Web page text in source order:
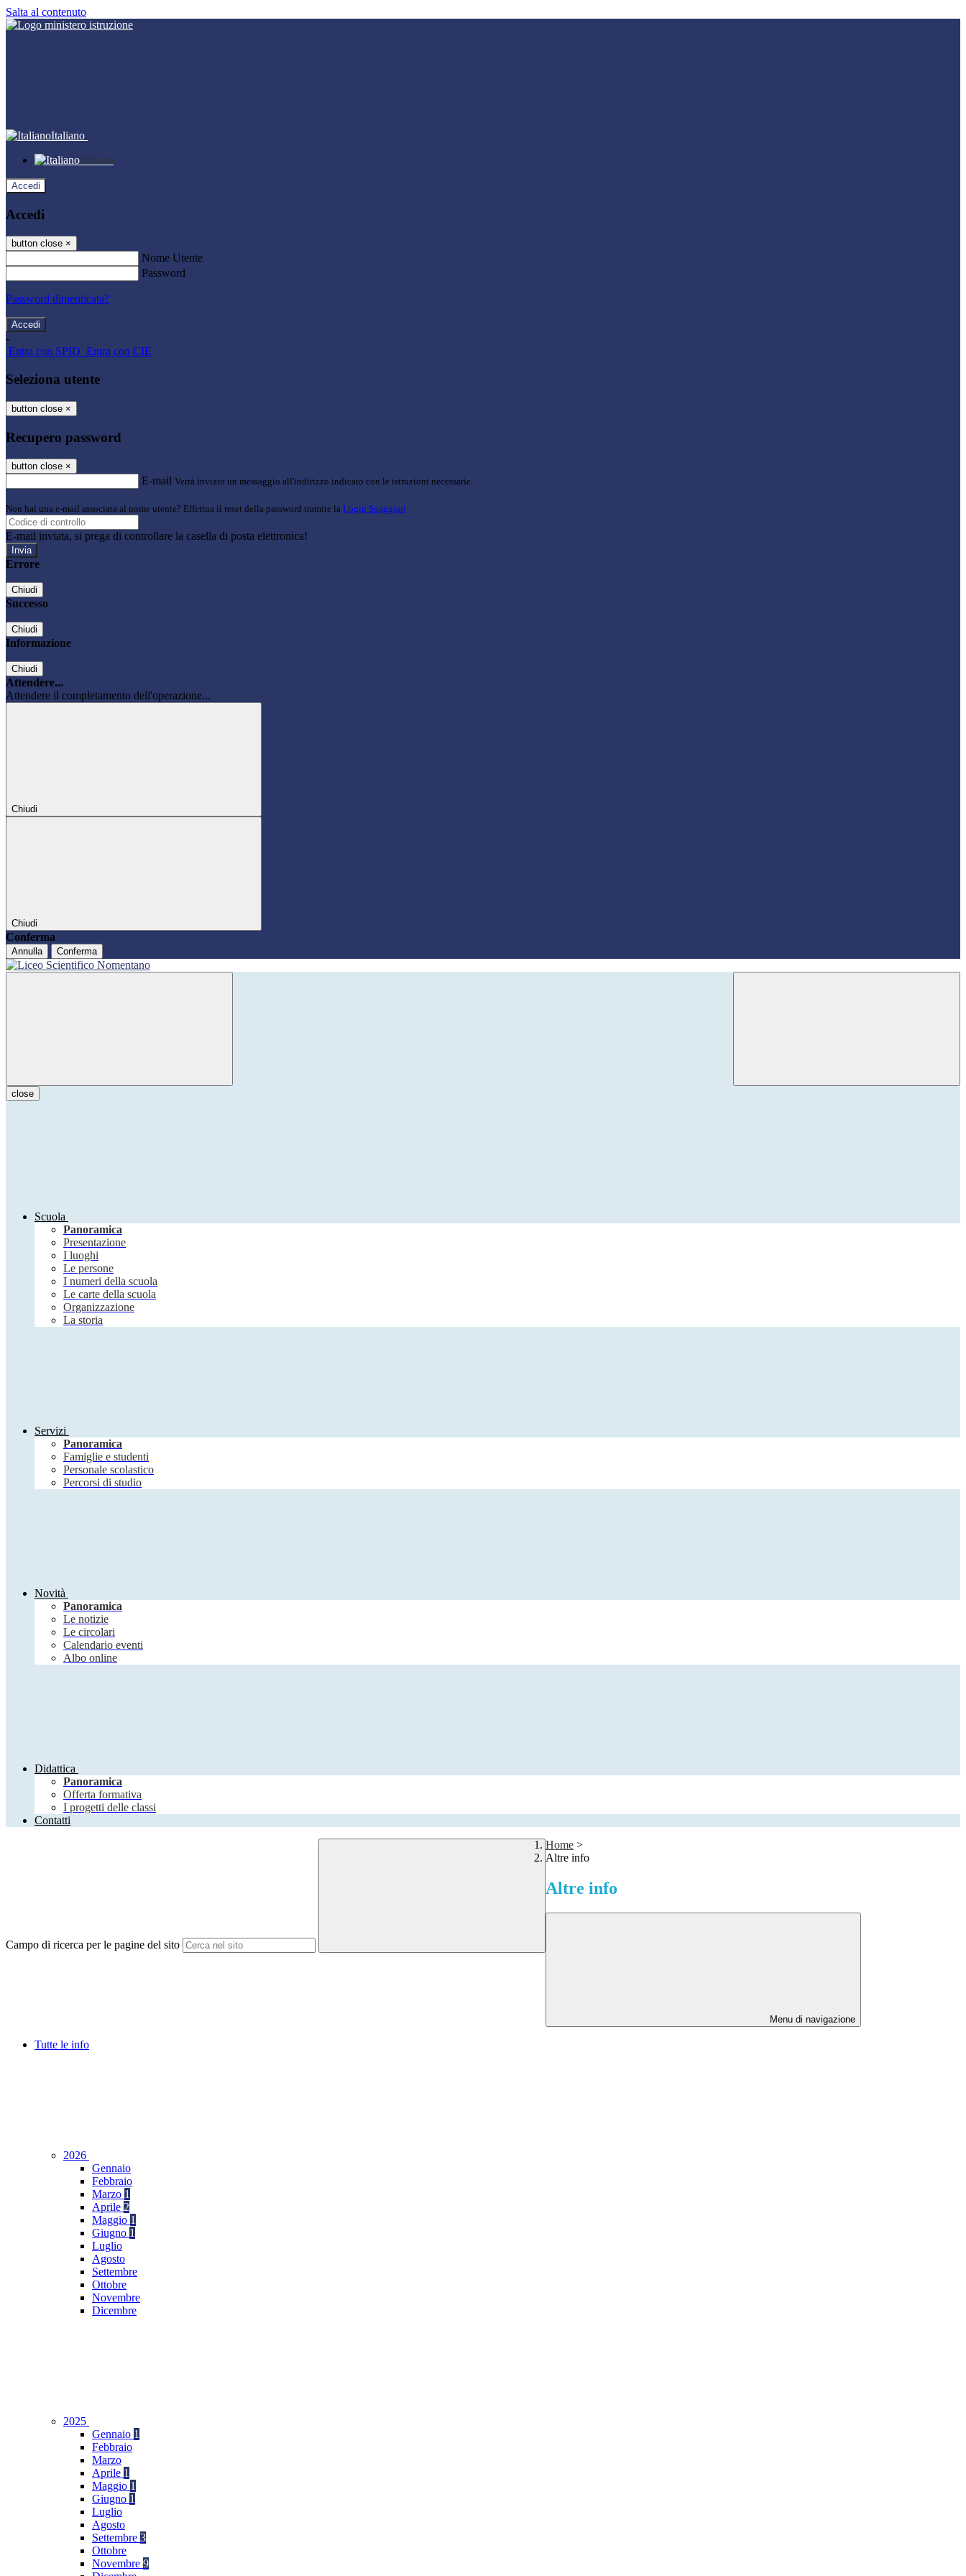
Salta al contenuto
Italiano
Italiano
Accedi
Accedi
button close ×
Nome Utente
Password
Password dimenticata?
-
Entra con SPID Entra con CIE
Seleziona utente
button close ×
Recupero password
button close ×
E-mail Verrà inviato un messaggio all'indirizzo indicato con le istruzioni necessarie.
Non hai una e-mail associata al nome utente? Effettua il reset della password tramite la Login Spaggiari
E-mail inviata, si prega di controllare la casella di posta elettronica!
Errore
Chiudi
Successo
Chiudi
Informazione
Chiudi
Attendere...
Attendere il completamento dell'operazione...
Chiudi
Chiudi
Conferma
Annulla Conferma
close
Scuola
Panoramica
Presentazione
I luoghi
Le persone
I numeri della scuola
Le carte della scuola
Organizzazione
La storia
Servizi
Panoramica
Famiglie e studenti
Personale scolastico
Percorsi di studio
Novità
Panoramica
Le notizie
Le circolari
Calendario eventi
Albo online
Didattica
Panoramica
Offerta formativa
I progetti delle classi
Contatti
Campo di ricerca per le pagine del sito
Home >
Altre info
Altre info
Menu di navigazione
Tutte le info
2026
Gennaio
Febbraio
Marzo 1
Aprile 2
Maggio 1
Giugno 1
Luglio
Agosto
Settembre
Ottobre
Novembre
Dicembre
2025
Gennaio 1
Febbraio
Marzo
Aprile 1
Maggio 1
Giugno 1
Luglio
Agosto
Settembre 3
Ottobre
Novembre 9